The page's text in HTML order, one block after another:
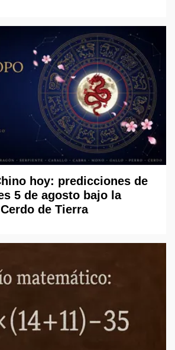
hoy: predicciones de
5 de agosto bajo la
de Tierra